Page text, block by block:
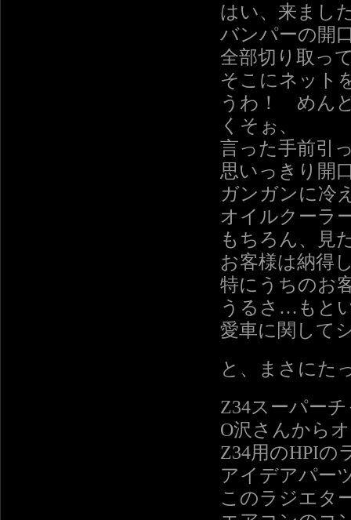
はい、来まし
バンパーの開
全部切り取っ
そこにネット
うわ！ めん
くそぉ、
言った手前引
思いっきり開
ガンガンに冷
オイルクーラ
もちろん、見
お客様は納得
特にうちのお
うるさ…もと
愛車に関して
と、まさにた
Z34スーパー
O沢さんから
Z34用のHPIの
アイデアパー
このラジエタ